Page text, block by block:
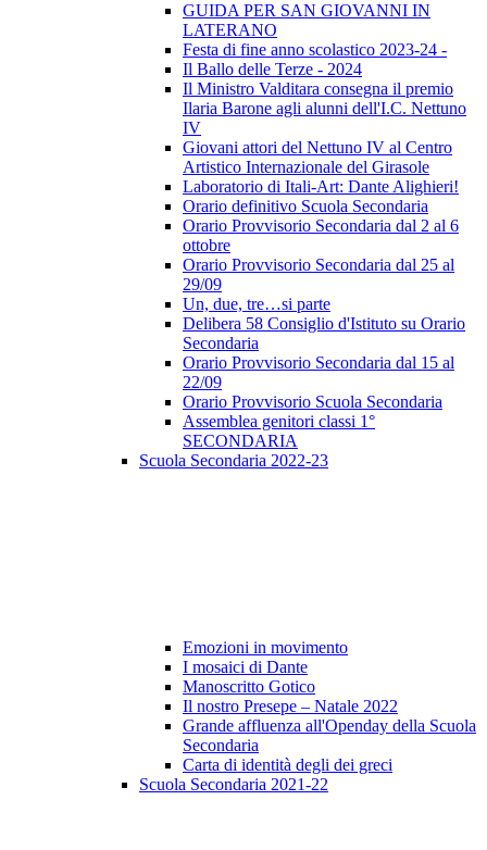
GUIDA PER SAN GIOVANNI IN
LATERANO
Festa di fine anno scolastico 2023-24 -
Il Ballo delle Terze - 2024
Il Ministro Valditara consegna il premio
Ilaria Barone agli alunni dell'I.C. Nettuno
IV
Giovani attori del Nettuno IV al Centro
Artistico Internazionale del Girasole
Laboratorio di Itali-Art: Dante Alighieri!
Orario definitivo Scuola Secondaria
Orario Provvisorio Secondaria dal 2 al 6
ottobre
Orario Provvisorio Secondaria dal 25 al
29/09
Un, due, tre…si parte
Delibera 58 Consiglio d'Istituto su Orario
Secondaria
Orario Provvisorio Secondaria dal 15 al
22/09
Orario Provvisorio Scuola Secondaria
Assemblea genitori classi 1°
SECONDARIA
Scuola Secondaria 2022-23
Emozioni in movimento
I mosaici di Dante
Manoscritto Gotico
Il nostro Presepe – Natale 2022
Grande affluenza all'Openday della Scuola
Secondaria
Carta di identità degli dei greci
Scuola Secondaria 2021-22